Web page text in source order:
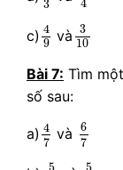
3
4
c) 4
9
4
và 3
10
310
Bài 7: Tìm
số sau:
a) 4
7
4
và 6
7
6
5 5